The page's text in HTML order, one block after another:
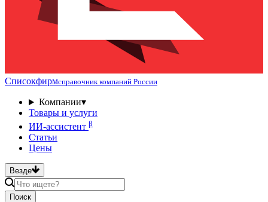
Списокфирмсправочник компаний России
Компании▾
Товары и услуги
ИИ-ассистент β
Статьи
Цены
Везде
Поиск